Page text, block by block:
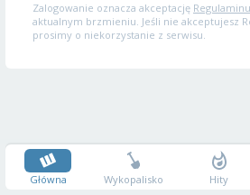
Zalogowanie oznacza akceptację
aktualnym brzmieniu. Jeśli nie akceptujesz
prosimy o niekorzystanie z serwisu.
Główna Wykopalisko Hity